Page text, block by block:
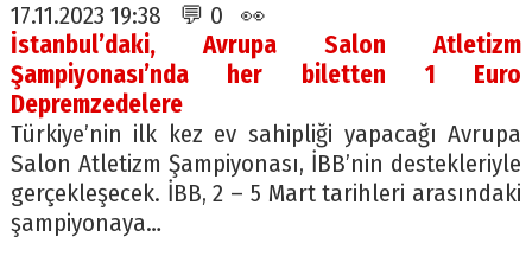
17.11.2023 19:38 💬 0 👀
İstanbul’daki, Avrupa Salon Atletizm
Şampiyonası’nda her biletten 1 Euro
Depremzedelere
Türkiye’nin ilk kez ev sahipliği yapacağı Avrupa
Salon Atletizm Şampiyonası, İBB’nin destekleriyle
gerçekleşecek. İBB, 2 – 5 Mart tarihleri arasındaki
şampiyonaya…